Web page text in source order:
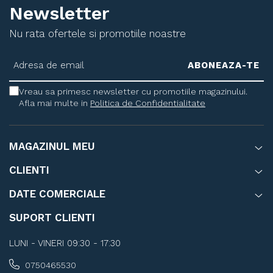
Newsletter
Nu rata ofertele si promotiile noastre
Vreau sa primesc newsletter cu promotiile magazinului.
Afla mai multe in Politica de Confidentialitate
MAGAZINUL MEU
CLIENTI
DATE COMERCIALE
SUPORT CLIENTI
LUNI - VINERI 09:30 - 17:30
0750465530